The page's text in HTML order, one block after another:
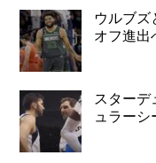
ウルブズ
オフ進出
スターデ
ュラー